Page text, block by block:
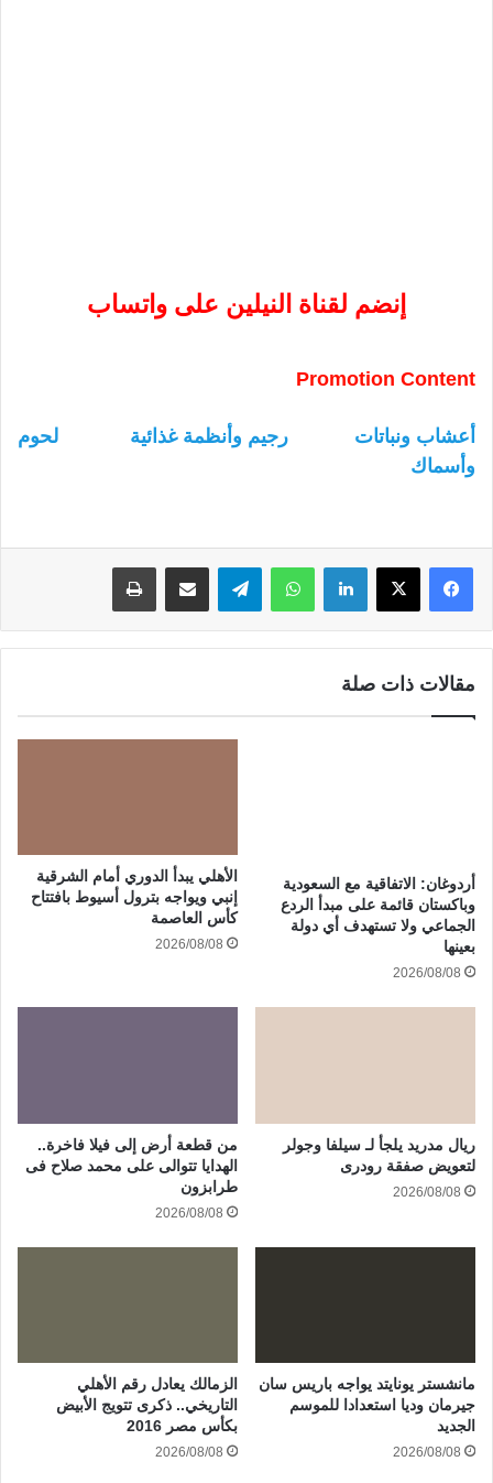
إنضم لقناة النيلين على واتساب
Promotion Content
أعشاب ونباتات رجيم وأنظمة غذائية
لحوم
وأسماك
لينكدإن واتساب
مقالات ذات صلة
أردوغان: الاتفاقية مع السعودية
وباكستان قائمة على مبدأ الردع
الجماعي ولا تستهدف أي دولة
بعينها
2026/08/08
الأهلي يبدأ الدوري أمام الشرقية
إنبي ويواجه بترول أسيوط بافتتاح
كأس العاصمة
2026/08/08
ريال مدريد يلجأ لـ سيلفا وجولر
لتعويض صفقة رودرى
2026/08/08
من قطعة أرض إلى فيلا فاخرة..
الهدايا تتوالى على محمد صلاح فى
طرابزون
2026/08/08
مانشستر يونايتد يواجه باريس سان
جيرمان وديا استعدادا للموسم
الجديد
2026/08/08
الزمالك يعادل رقم الأهلي
التاريخي.. ذكرى تتويج الأبيض
بكأس مصر 2016
2026/08/08